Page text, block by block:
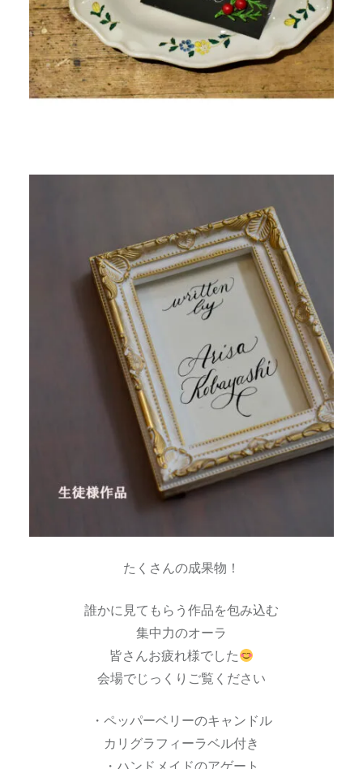
たくさんの成果物！
誰かに見てもらう作品を包み込む
集中力のオーラ
皆さんお疲れ様でした
会場でじっくりご覧ください
・ペッパーベリーのキャンドル
カリグラフィーラベル付き
・ハンドメイドのアゲート